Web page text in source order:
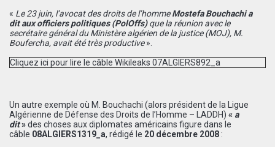
« Le 23 juin, l’avocat des droits de l’hommeMostefa Bouchachi a
dit aux officiers politiques (PolOffs)que la réunion avec le
secrétaire général du Ministère algérien de la justice (MOJ), M.
Boufercha, avait été très productive».
Cliquez ici pour lire le câble Wikileaks 07ALGIERS892_a
Un autre exemple où M. Bouchachi (alors président de la Ligue
Algérienne de Défense des Droits de l’Homme – LADDH) « a
dit»des choses aux diplomates américains figure dans le
câble 08ALGIERS1319_a, rédigé le 20 décembre 2008 :